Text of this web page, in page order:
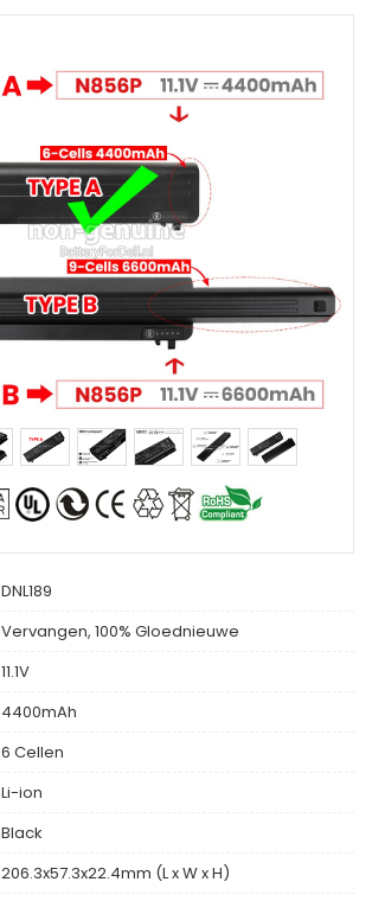
DNL189
Vervangen, 100% Gloednieuwe
11.1V
4400mAh
6 Cellen
Li-ion
Black
206.3x57.3x22.4mm (L x W x H)